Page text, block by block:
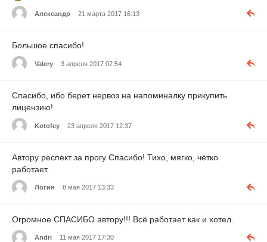
Александр 21 марта 2017 16:13
Большое спасибо!
Valery 3 апреля 2017 07:54
Спасибо, ибо берет нервоз на напоминалку прикупить
лицензию!
Kotofey 23 апреля 2017 12:37
Автору респект за прогу Спасибо! Тихо, мягко, чётко
работает.
Логин 8 мая 2017 13:33
Огромное СПАСИБО автору!!! Всё работает как и хотел.
Andri 11 мая 2017 17:30